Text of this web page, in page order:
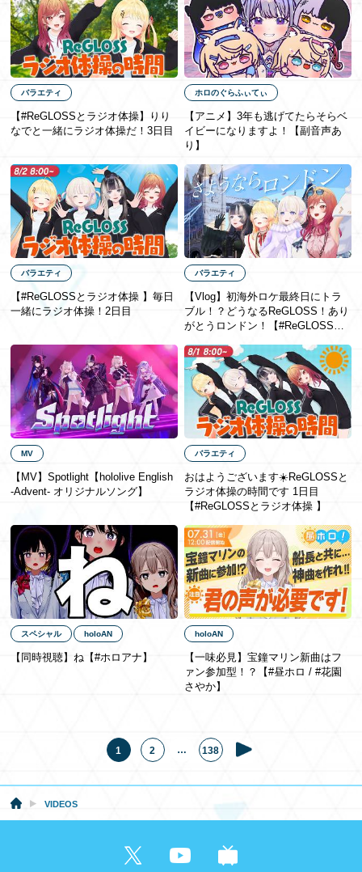
バラエティ
【#ReGLOSSとラジオ体操】りり
なでと一緒にラジオ体操だ！3日目
ホロのぐらふぃてぃ
【アニメ】3年も​逃げてたら​そらベ
イビーに​なりますよ！【副音声あ
り】
バラエティ
【#ReGLOSSとラジオ体操 】毎日
一緒にラジオ体操！2日目
バラエティ
【Vlog】初海外ロケ最終日にトラ
ブル！？どうなるReGLOSS！あり
がとうロンドン！【#ReGLOSSロ
MV
【MV】Spotlight【hololive English
-Advent- オリジナルソング】
バラエティ
おはようございます☀️ReGLOSSと
ラジオ体操の時間です 1日目
【#ReGLOSSとラジオ体操 】
スペシャル holoAN
【同時視聴】ね【#ホロアナ】
holoAN
【一味必見】宝鐘マリン新曲はフ
ァン参加型！？【#昼ホロ / #花園
さやか】
1 2 … 138
VIDEOS